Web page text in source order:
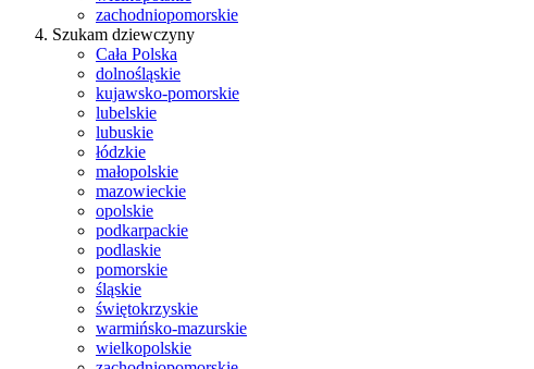
zachodniopomorskie
Szukam dziewczyny
Cała Polska
dolnośląskie
kujawsko-pomorskie
lubelskie
lubuskie
łódzkie
małopolskie
mazowieckie
opolskie
podkarpackie
podlaskie
pomorskie
śląskie
świętokrzyskie
warmińsko-mazurskie
wielkopolskie